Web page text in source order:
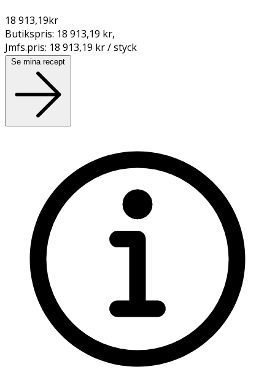
18 913,19kr
Butikspris: 18 913,19 kr,
Jmfs.pris: 18 913,19 kr / styck
Se mina recept